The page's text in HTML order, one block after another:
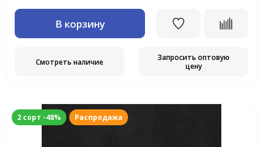
В корзину
Смотреть наличие
Запросить оптовую
цену
2 сорт -48% Распродажа